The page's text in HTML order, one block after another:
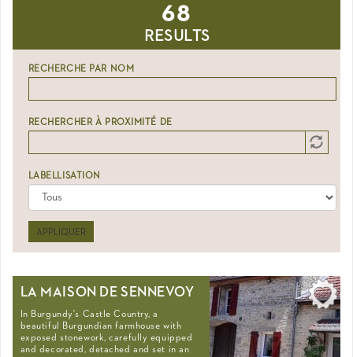
68
RESULTS
RECHERCHE PAR NOM
RECHERCHER À PROXIMITÉ DE
LABELLISATION
APPLIQUER
LA MAISON DE SENNEVOY
In Burgundy's Castle Country, a
beautiful Burgundian farmhouse with
exposed stonework, carefully equipped
and decorated, detached and set in an